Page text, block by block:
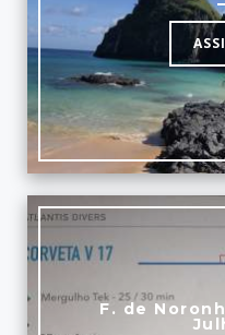
F. de